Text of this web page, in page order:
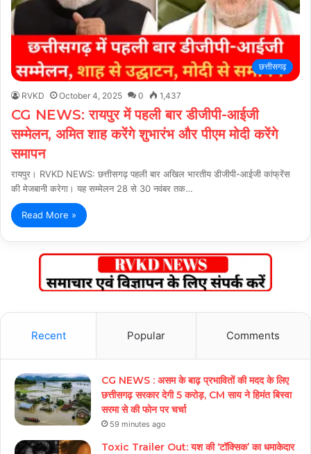
छत्तीसगढ़
RVKD October 4, 2025 0 1,437
CG NEWS: रायपुर में पहली बार डीजीपी-आईजी
सम्मेलन, अमित शाह करेंगे शुभारंभ और पीएम मोदी करेंगे
समापन
रायपुर। RVKD NEWS: छत्तीसगढ़ पहली बार अखिल भारतीय डीजीपी-आईजी कांफ्रेंस
की मेजबानी करेगा। यह सम्मेलन 28 से 30 नवंबर तक…
Read More »
Recent Popular Comments
CG NEWS : असम के बाढ़ प्रभावितों की मदद के लिए
छत्तीसगढ़ सरकार देगी 5 करोड़, CM साय ने हिमंत बिस्वा
सरमा से की फोन पर चर्चा
59 minutes ago
Toxic Trailer Out: यश की ‘टॉक्सिक’ का धमाकेदार